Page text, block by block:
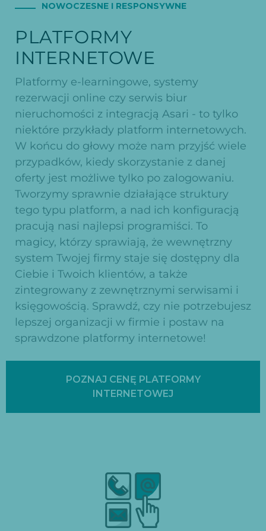
NOWOCZESNE I RESPONSYWNE
PLATFORMY
INTERNETOWE
Platformy e-learningowe, systemy
rezerwacji online czy serwis biur
nieruchomości z integracją Asari - to tylko
niektóre przykłady platform internetowych.
W końcu do głowy może nam przyjść wiele
przypadków, kiedy skorzystanie z danej
oferty jest możliwe tylko po zalogowaniu.
Tworzymy sprawnie działające struktury
tego typu platform, a nad ich konfiguracją
pracują nasi najlepsi programiści. To
magicy, którzy sprawiają, że wewnętrzny
system Twojej firmy staje się dostępny dla
Ciebie i Twoich klientów, a także
zintegrowany z zewnętrznymi serwisami i
księgowością. Sprawdź, czy nie potrzebujesz
lepszej organizacji w firmie i postaw na
sprawdzone platformy internetowe!
POZNAJ CENĘ PLATFORMY
INTERNETOWEJ